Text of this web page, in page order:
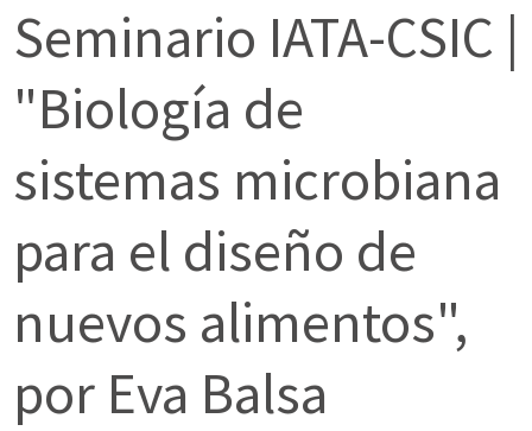
Seminario IATA-CSIC |
"Biología de
sistemas microbiana
para el diseño de
nuevos alimentos",
por Eva Balsa